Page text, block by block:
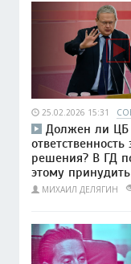
25.02.2026 15:31
Должен ли ЦБ
ответственность
решения? В ГД
этому принудить
МИХАИЛ ДЕЛЯГИН